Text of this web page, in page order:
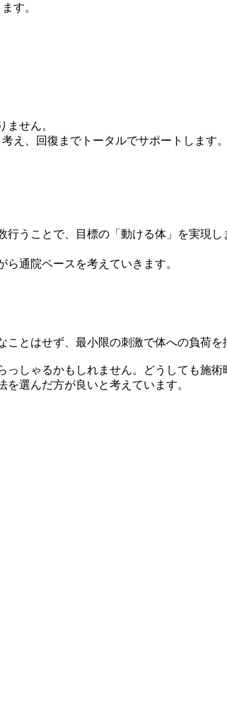
す。
せん。
え、回復までトータルでサポートします。
うことで、目標の「動ける体」を実現し
通院ペースを考えていきます。
とはせず、最小限の刺激で体への負荷を
しゃるかもしれません。どうしても施
選んだ方が良いと考えています。